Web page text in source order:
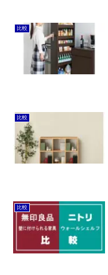
比較
比較
比較